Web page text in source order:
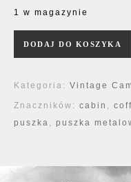
1 w magazynie
DODAJ DO KOSZYKA
Kategoria: Vintage
Znaczników: cabin ,
puszka , puszka